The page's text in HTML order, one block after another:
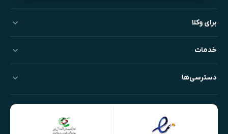
برای وکلا
خدمات
دسترسی‌ها